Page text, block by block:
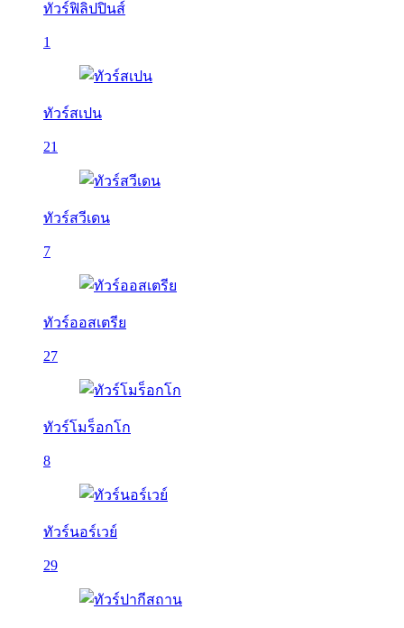
ทัวร์ฟิลิปปินส์
1
ทัวร์สเปน
21
ทัวร์สวีเดน
7
ทัวร์ออสเตรีย
27
ทัวร์โมร็อกโก
8
ทัวร์นอร์เวย์
29